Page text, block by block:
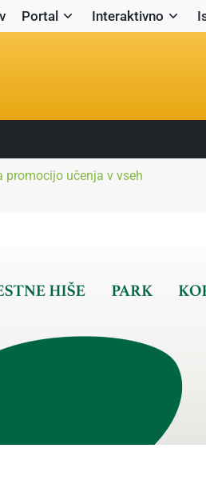
Portal Interaktivno
promocijo učenja v vseh